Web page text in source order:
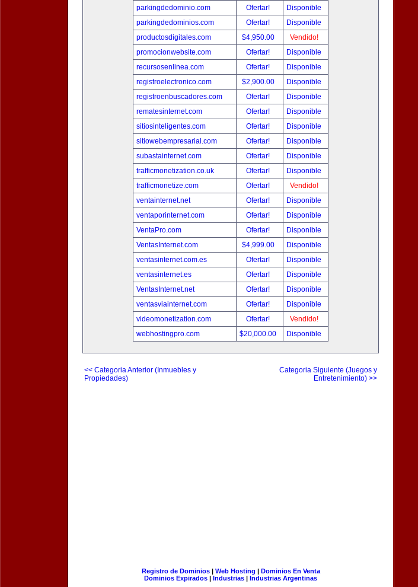
parkingdedominio.com
Ofertar!
Disponible
parkingdedominios.com
Ofertar!
Disponible
productosdigitales.com
$4,950.00
Vendido!
promocionwebsite.com
Ofertar!
Disponible
recursosenlinea.com
Ofertar!
Disponible
registroelectronico.com
$2,900.00
Disponible
registroenbuscadores.com
Ofertar!
Disponible
rematesinternet.com
Ofertar!
Disponible
sitiosinteligentes.com
Ofertar!
Disponible
sitiowebempresarial.com
Ofertar!
Disponible
subastainternet.com
Ofertar!
Disponible
trafficmonetization.co.uk
Ofertar!
Disponible
trafficmonetize.com
Ofertar!
Vendido!
ventainternet.net
Ofertar!
Disponible
ventaporinternet.com
Ofertar!
Disponible
VentaPro.com
Ofertar!
Disponible
VentasInternet.com
$4,999.00
Disponible
ventasinternet.com.es
Ofertar!
Disponible
ventasinternet.es
Ofertar!
Disponible
VentasInternet.net
Ofertar!
Disponible
ventasviainternet.com
Ofertar!
Disponible
videomonetization.com
Ofertar!
Vendido!
webhostingpro.com
$20,000.00 Disponible
<< Categoria Anterior (Inmuebles y
Propiedades)
Categoria Siguiente (Juegos y
Entretenimiento) >>
Registro de Dominios| Web Hosting | Dominios En Venta
Dominios Expirados | Industrias | Industrias Argentinas